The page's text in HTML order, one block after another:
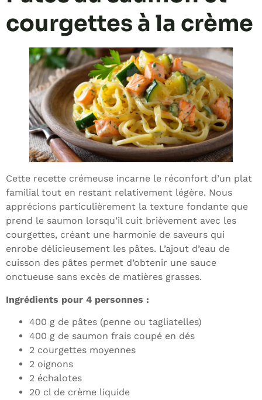
courgettes à la crème
Cette recette crémeuse incarne le réconfort d’un plat
familial tout en restant relativement légère. Nous
apprécions particulièrement la texture fondante que
prend le saumon lorsqu’il cuit brièvement avec les
courgettes, créant une harmonie de saveurs qui
enrobe délicieusement les pâtes. L’ajout d’eau de
cuisson des pâtes permet d’obtenir une sauce
onctueuse sans excès de matières grasses.
Ingrédients pour 4 personnes :
400 g de pâtes (penne ou tagliatelles)
400 g de saumon frais coupé en dés
2 courgettes moyennes
2 oignons
2 échalotes
20 cl de crème liquide